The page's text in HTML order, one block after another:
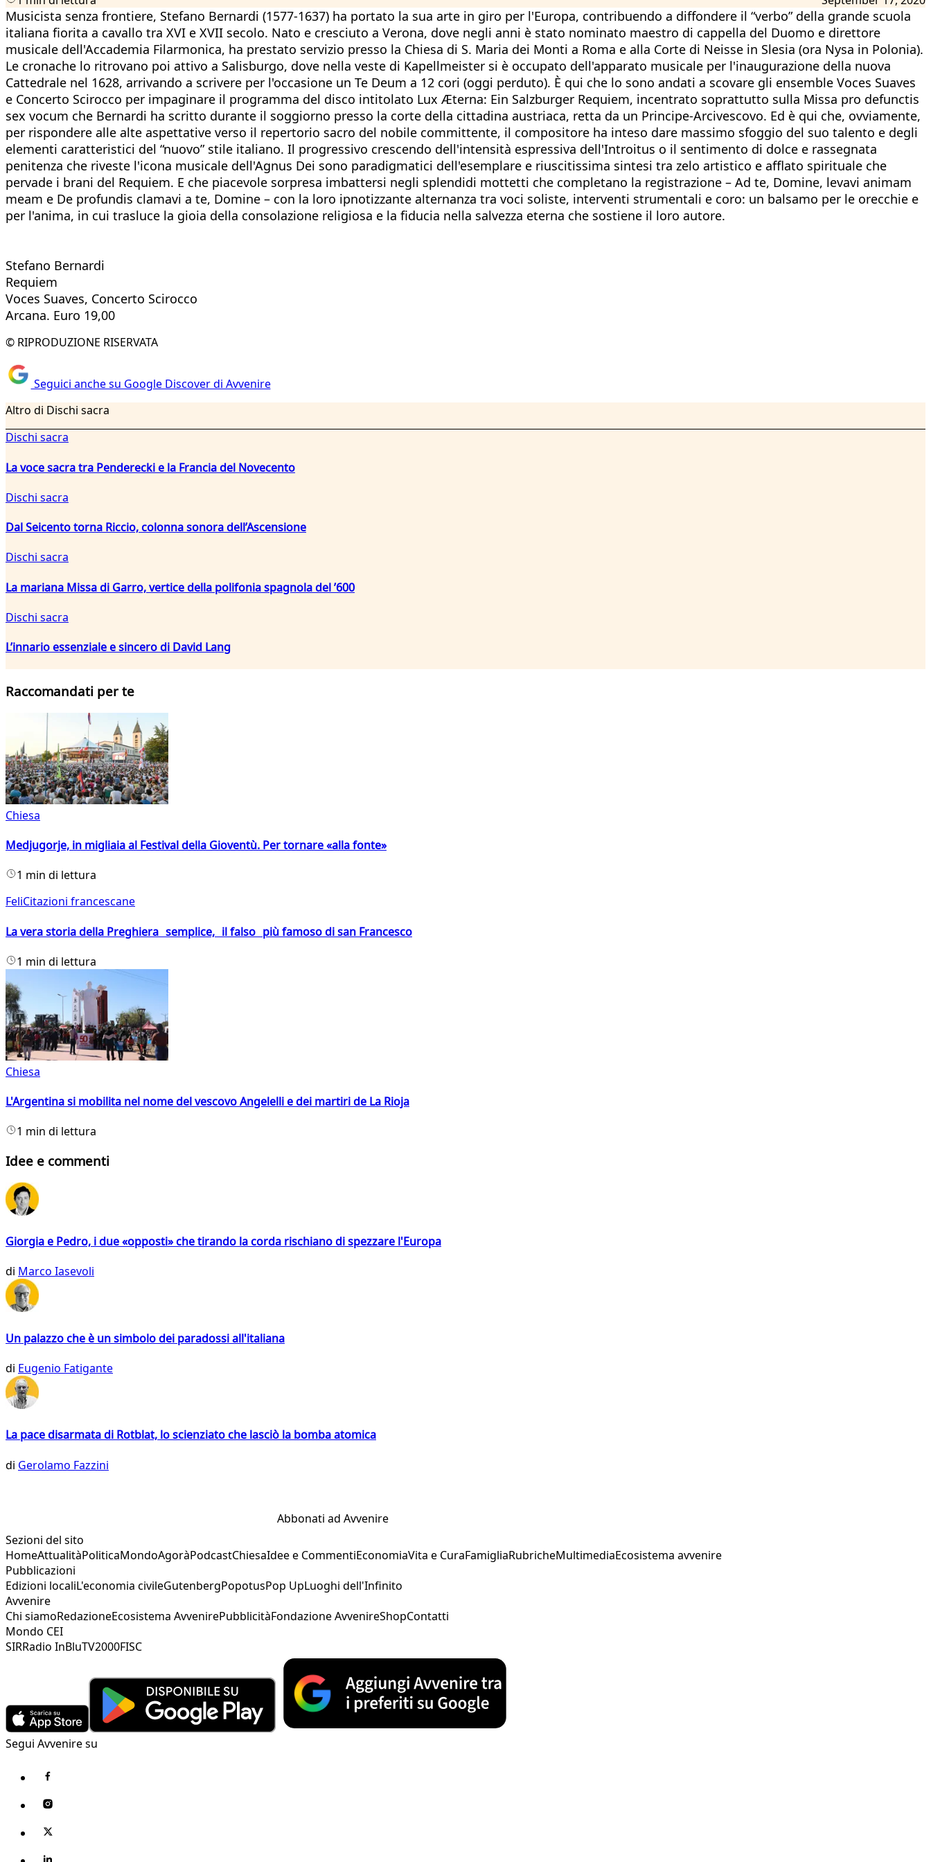
Musicista senza frontiere, Stefano Bernardi (1577-1637) ha portato la sua arte in giro per l'Europa, contribuendo a diffondere il “verbo” della grande scuola
italiana fiorita a cavallo tra XVI e XVII secolo. Nato e cresciuto a Verona, dove negli anni è stato nominato maestro di cappella del Duomo e direttore
musicale dell'Accademia Filarmonica, ha prestato servizio presso la Chiesa di S. Maria dei Monti a Roma e alla Corte di Neisse in Slesia (ora Nysa in Polonia).
Le cronache lo ritrovano poi attivo a Salisburgo, dove nella veste di Kapellmeister si è occupato dell'apparato musicale per l'inaugurazione della nuova
Cattedrale nel 1628, arrivando a scrivere per l'occasione un Te Deum a 12 cori (oggi perduto). È qui che lo sono andati a scovare gli ensemble Voces Suaves
e Concerto Scirocco per impaginare il programma del disco intitolato Lux Æterna: Ein Salzburger Requiem, incentrato soprattutto sulla Missa pro defunctis
sex vocum che Bernardi ha scritto durante il soggiorno presso la corte della cittadina austriaca, retta da un Principe-Arcivescovo. Ed è qui che, ovviamente,
per rispondere alle alte aspettative verso il repertorio sacro del nobile committente, il compositore ha inteso dare massimo sfoggio del suo talento e degli
elementi caratteristici del “nuovo” stile italiano. Il progressivo crescendo dell'intensità espressiva dell'Introitus o il sentimento di dolce e rassegnata
penitenza che riveste l'icona musicale dell'Agnus Dei sono paradigmatici dell'esemplare e riuscitissima sintesi tra zelo artistico e afflato spirituale che
pervade i brani del Requiem. E che piacevole sorpresa imbattersi negli splendidi mottetti che completano la registrazione – Ad te, Domine, levavi animam
meam e De profundis clamavi a te, Domine – con la loro ipnotizzante alternanza tra voci soliste, interventi strumentali e coro: un balsamo per le orecchie e
per l'anima, in cui trasluce la gioia della consolazione religiosa e la fiducia nella salvezza eterna che sostiene il loro autore.
Stefano Bernardi
Requiem
Voces Suaves, Concerto Scirocco
Arcana. Euro 19,00
© RIPRODUZIONE RISERVATA
Seguici anche su Google Discover di Avvenire
Altro di Dischi sacra
Dischi sacra
La voce sacra tra Penderecki e la Francia del Novecento
Dischi sacra
Dal Seicento torna Riccio, colonna sonora dell’Ascensione
Dischi sacra
La mariana Missa di Garro, vertice della polifonia spagnola del ’600
Dischi sacra
L’innario essenziale e sincero di David Lang
Raccomandati per te
Chiesa
Medjugorje, in migliaia al Festival della Gioventù. Per tornare «alla fonte»
1 min di lettura
FeliCitazioni francescane
La vera storia della Preghiera semplice, il falso più famoso di san Francesco
1 min di lettura
Chiesa
L'Argentina si mobilita nel nome del vescovo Angelelli e dei martiri de La Rioja
1 min di lettura
Idee e commenti
Giorgia e Pedro, i due «opposti» che tirando la corda rischiano di spezzare l'Europa
di Marco Iasevoli
Un palazzo che è un simbolo dei paradossi all'italiana
di Eugenio Fatigante
La pace disarmata di Rotblat, lo scienziato che lasciò la bomba atomica
di Gerolamo Fazzini
Abbonati ad Avvenire
Sezioni del sito
HomeAttualitàPoliticaMondoAgoràPodcastChiesaIdee e CommentiEconomiaVita e CuraFamigliaRubricheMultimediaEcosistema avvenire
Pubblicazioni
Edizioni localiL'economia civileGutenbergPopotusPop UpLuoghi dell'Infinito
Avvenire
Chi siamoRedazioneEcosistema AvvenirePubblicitàFondazione AvvenireShopContatti
Mondo CEI
SIRRadio InBluTV2000FISC
Segui Avvenire su